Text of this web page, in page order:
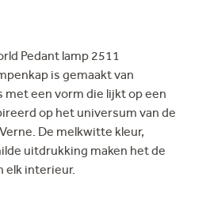
Pedant lamp 2511
is gemaakt van
met een vorm die lijkt op een
op het universum van de
De melkwitte kleur,
uitdrukking maken het de
elk interieur.